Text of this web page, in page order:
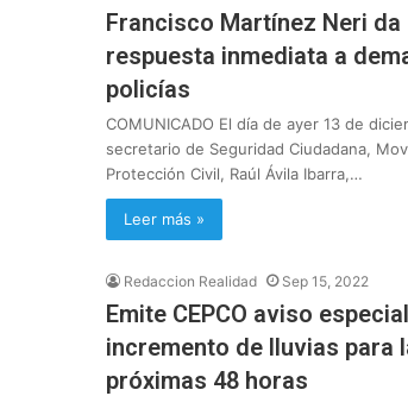
Francisco Martínez Neri da
respuesta inmediata a
policías
COMUNICADO El día de ayer 13 de
secretario de Seguridad Ciudadana,
Protección Civil, Raúl Ávila Ibarra,…
Leer más »
Redaccion Realidad Sep 15, 2022
Emite CEPCO aviso
incremento de lluvias para
próximas 48 horas